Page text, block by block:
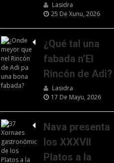
Lasidra
25 De Xunu, 2026
¿Qué tal una
fabada n’El
Rincón de Adi?
Lasidra
17 De Mayu, 2026
Nava presenta
los XXXVII
Platos a la